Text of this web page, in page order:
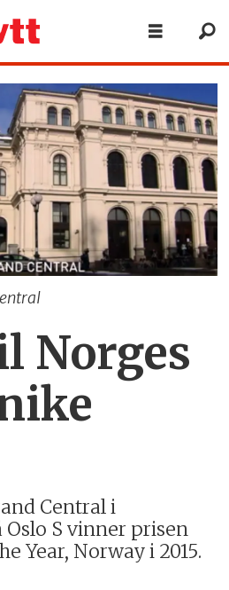
Norges
Central i
S vinner prisen
Year, Norway i 2015.